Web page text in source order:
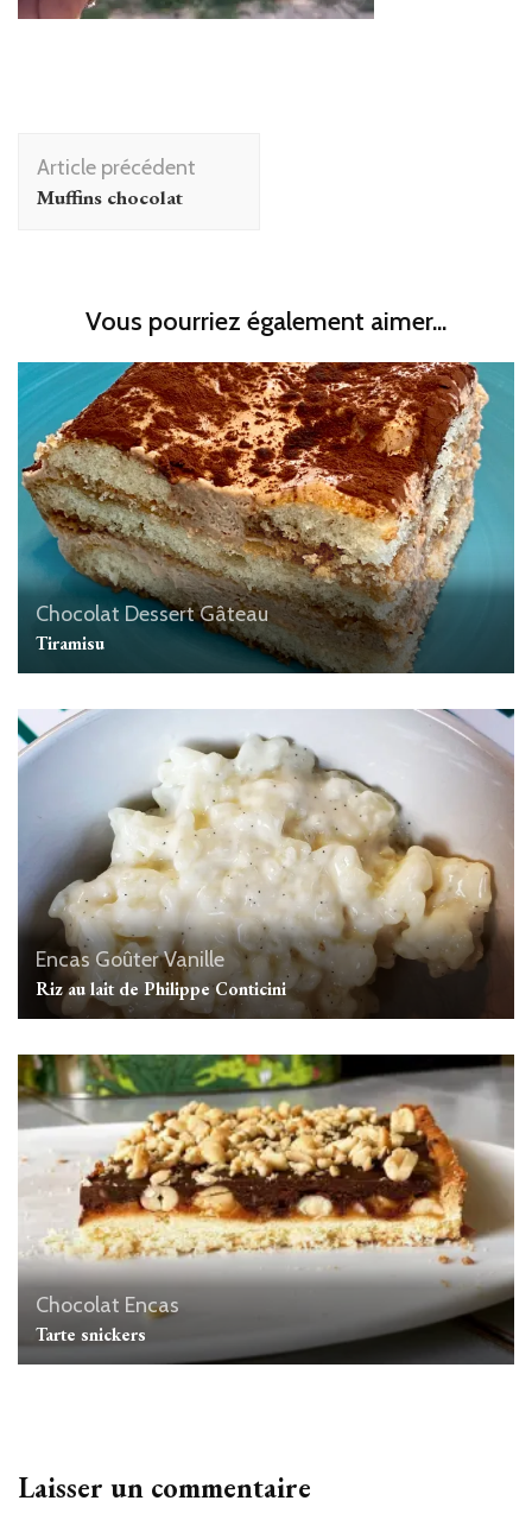
Navigation
d'article
Article précédent
Muffins chocolat
Vous pourriez également aimer...
Chocolat DessertGâteau
Tiramisu
Encas GoûterVanille
Riz au lait de Philippe Conticini
Chocolat Encas
Tarte snickers
Laisser un commentaire